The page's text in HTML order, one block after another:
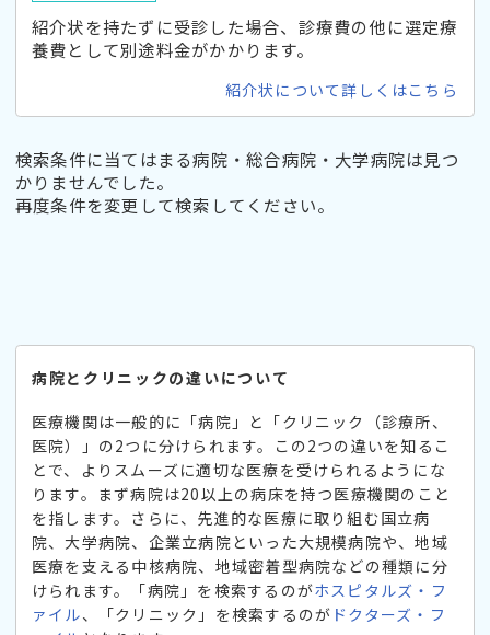
紹介状を持たずに受診した場合、診療費の他に選定療
養費として別途料金がかかります。
紹介状について詳しくはこちら
検索条件に当てはまる病院・総合病院・大学病院は見つ
かりませんでした。
再度条件を変更して検索してください。
病院とクリニックの違いについて
医療機関は一般的に「病院」と「クリニック（診療所、
医院）」の2つに分けられます。この2つの違いを知るこ
とで、よりスムーズに適切な医療を受けられるようにな
ります。まず病院は20以上の病床を持つ医療機関のこと
を指します。さらに、先進的な医療に取り組む国立病
院、大学病院、企業立病院といった大規模病院や、地域
医療を支える中核病院、地域密着型病院などの種類に分
けられます。「病院」を検索するのがホスピタルズ・フ
ァイル、「クリニック」を検索するのが ドクターズ・フ